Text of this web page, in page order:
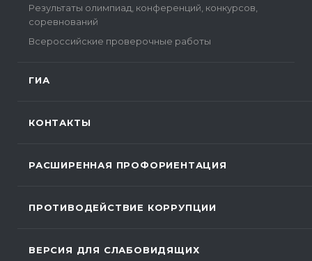
Результаты олимпиад, конференций, конкурсов,
соревнований
Всероссийские проверочные работы
ГИА
КОНТАКТЫ
РАСШИРЕННАЯ ПРОФОРИЕНТАЦИЯ
ПРОТИВОДЕЙСТВИЕ КОРРУПЦИИ
ВЕРСИЯ ДЛЯ СЛАБОВИДЯЩИХ